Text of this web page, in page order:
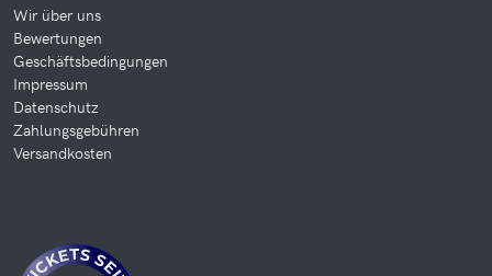
Wir über uns
Bewertungen
Geschäftsbedingungen
Impressum
Datenschutz
Zahlungsgebühren
Versandkosten